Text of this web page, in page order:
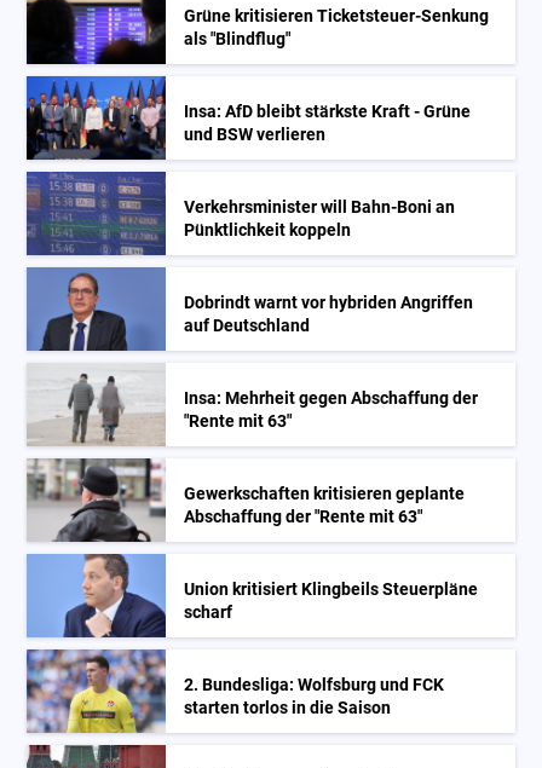
Grüne kritisieren Ticketsteuer-Senkung
als "Blindflug"
Insa: AfD bleibt stärkste Kraft - Grüne
und BSW verlieren
Verkehrsminister will Bahn-Boni an
Pünktlichkeit koppeln
Dobrindt warnt vor hybriden Angriffen
auf Deutschland
Insa: Mehrheit gegen Abschaffung der
"Rente mit 63"
Gewerkschaften kritisieren geplante
Abschaffung der "Rente mit 63"
Union kritisiert Klingbeils Steuerpläne
scharf
2. Bundesliga: Wolfsburg und FCK
starten torlos in die Saison